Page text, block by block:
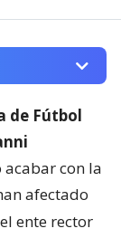
de Fútbol
acabar con la
afectado
ente rector